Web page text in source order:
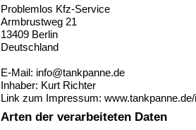
Problemlos Kfz-Service
Armbrustweg 21
13409 Berlin
Deutschland
E-Mail: info@tankpanne.de
Inhaber: Kurt Richter
Link zum Impressum:
Arten der verarbeiteten Daten